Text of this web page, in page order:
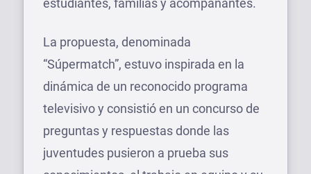
La propuesta, denominada
“Súpermatch”, estuvo inspirada en la
dinámica de un reconocido programa
televisivo y consistió en un concurso de
preguntas y respuestas donde las
juventudes pusieron a prueba sus